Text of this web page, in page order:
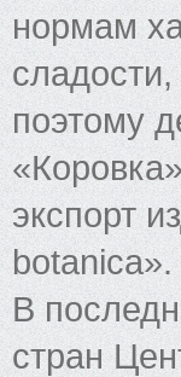
нормам
поэтому
экспорт
botanica».
В
стран